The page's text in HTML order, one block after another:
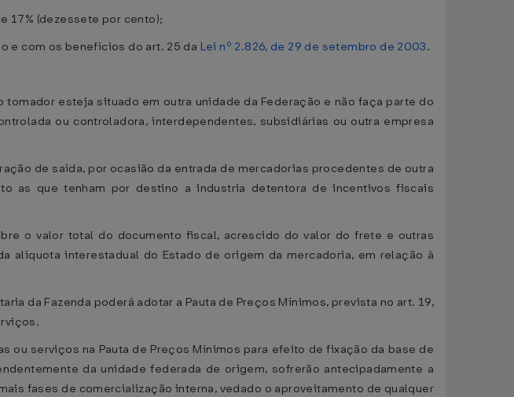
17% (dezessete por cento);
e com os benefícios do art. 25 da Lei nº 2.826, de 29 de setembro de 2003.
esteja situado em outra unidade da Federação e não faça parte do
ou controladora, interdependentes, subsidiárias ou outra empresa
de saída, por ocasião da entrada de mercadorias procedentes de outra
as que tenham por destino a industria detentora de incentivos fiscais
o valor total do documento fiscal, acrescido do valor do frete e outras
alíquota interestadual do Estado de origem da mercadoria, em relação à
da Fazenda poderá adotar a Pauta de Preços Mínimos, prevista no art. 19,
ou serviços na Pauta de Preços Mínimos para efeito de fixação da base de
da unidade federada de origem, sofrerão antecipadamente a
fases de comercialização interna, vedado o aproveitamento de qualquer